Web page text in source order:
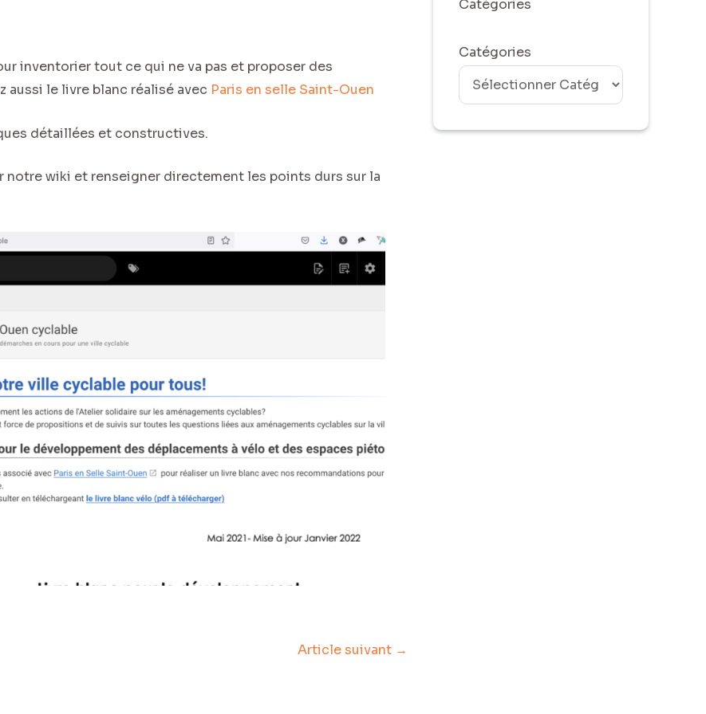
inventorier tout ce qui ne va pas et proposer des
aussi le livre blanc réalisé avec Paris en selle Saint-Ouen
détaillées et constructives.
notre wiki et renseigner directement les points durs sur la
Article suivant →
Catégories
Catégories